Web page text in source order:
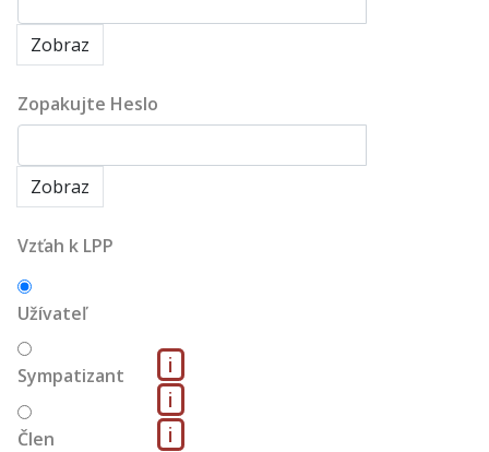
Zobraz
Zopakujte Heslo
Zobraz
Vzťah k LPP
Užívateľ
Sympatizant
Člen
i
i
i